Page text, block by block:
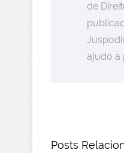
de
ajudo a
Posts